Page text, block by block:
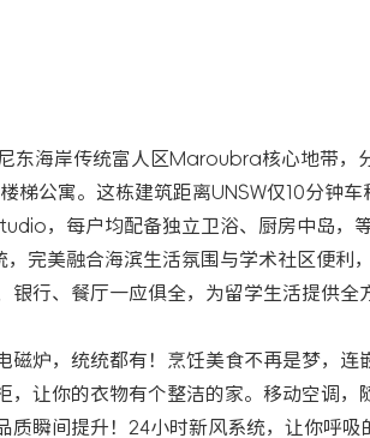
东海岸传统富人区Maroubra核心地带，
梯公寓。这栋建筑距离UNSW仅10分钟
，每户均配备独立卫浴、厨房中岛，
完美融合海滨生活氛围与学术社区便利
行、餐厅一应俱全，为留学生活提供全
磁炉，统统都有！烹饪美食不再是梦，
，让你的衣物有个整洁的家。移动空调，
质瞬间提升！24小时新风系统，让你呼